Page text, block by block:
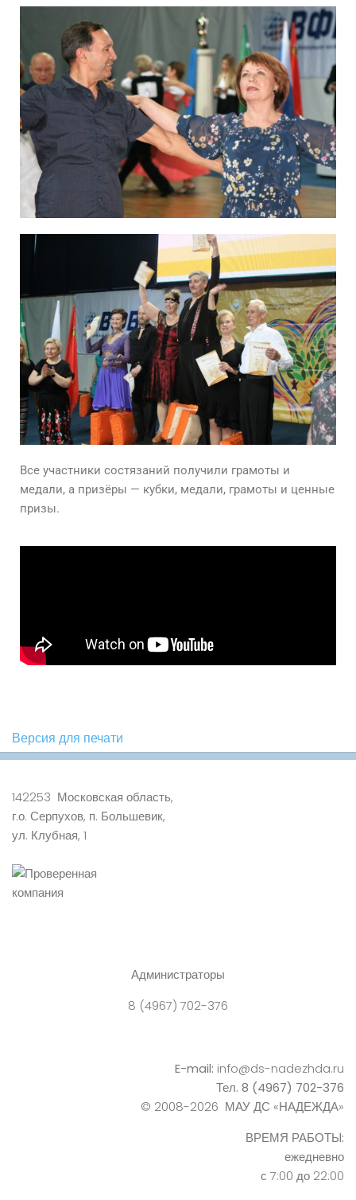
Все участники состязаний получили грамоты и
медали, а призёры — кубки, медали, грамоты и ценные
призы.
Версия для печати
142253 Московская область,
г.о. Серпухов, п. Большевик,
ул. Клубная, 1
Администраторы
8 (4967) 702-376
E-mail: info@ds-nadezhda.ru
Тел. 8 (4967) 702-376
© 2008-2026 МАУ ДС «НАДЕЖДА»
ВРЕМЯ РАБОТЫ:
ежедневно
с 7:00 до 22:00